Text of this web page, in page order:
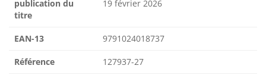
publication du
titre
19 février 2026
EAN-13 9791024018737
Référence 127937-27